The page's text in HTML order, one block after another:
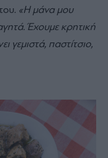
«Η μάνα μου
Έχουμε κρητική
γεμιστά, παστίτσιο,